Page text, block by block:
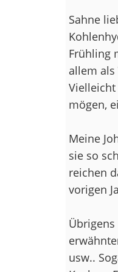
Sahne
Frühling
allem
mögen,
Meine
sie so
reichen
vorigen
usw..